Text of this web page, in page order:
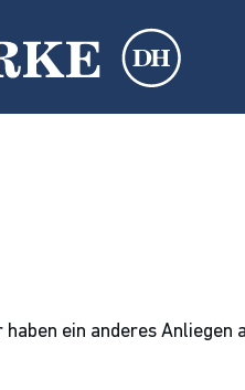
ein anderes Anliegen